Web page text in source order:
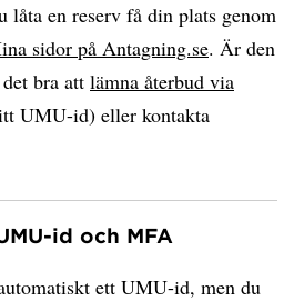
låta en reserv få din plats genom
sidor på Antagning.se. Är den
bra att lämna återbud via
UMU-id) eller kontakta
id och MFA
ett UMU-id, men du